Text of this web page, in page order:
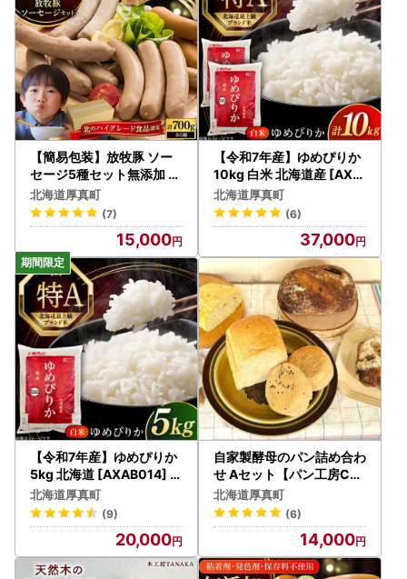
【簡易包装】放牧豚 ソー
セージ5種セット無添加 ウ
インナー 加工品 肉 無塩せ
き [AXBA004]
北海道厚真町
(7)
15,000
【令和7年産】ゆめぴりか
10kg 白米 北海道産 [AXA
B015] コメ 10キロ
北海道厚真町
(6)
37,000
【令和7年産】ゆめぴりか
5kg 北海道 [AXAB014] コ
メ 5キロ
北海道厚真町
(9)
20,000
自家製酵母のパン詰め合わ
せ Aセット【パン工房Chil
lin'】[AXBC001]
北海道厚真町
(6)
14,000